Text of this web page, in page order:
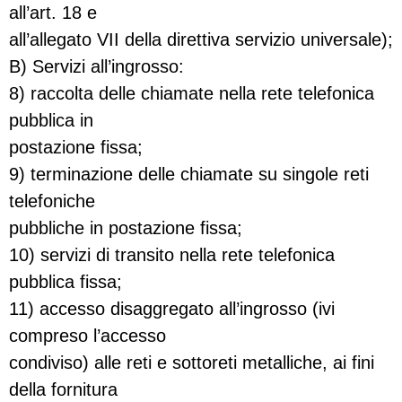
all’art. 18 e
all’allegato VII della direttiva servizio universale);
B) Servizi all’ingrosso:
8) raccolta delle chiamate nella rete telefonica
pubblica in
postazione fissa;
9) terminazione delle chiamate su singole reti
telefoniche
pubbliche in postazione fissa;
10) servizi di transito nella rete telefonica
pubblica fissa;
11) accesso disaggregato all’ingrosso (ivi
compreso l’accesso
condiviso) alle reti e sottoreti metalliche, ai fini
della fornitura